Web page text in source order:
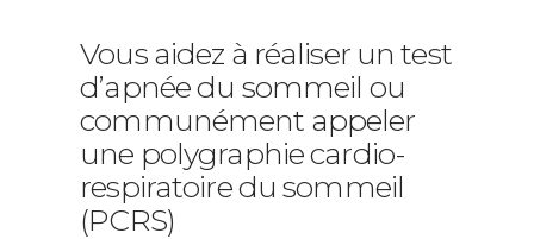
Vous aidez à réaliser un test
d’apnée du sommeil ou
communément appeler
une polygraphie cardio-
respiratoire du sommeil
(PCRS)